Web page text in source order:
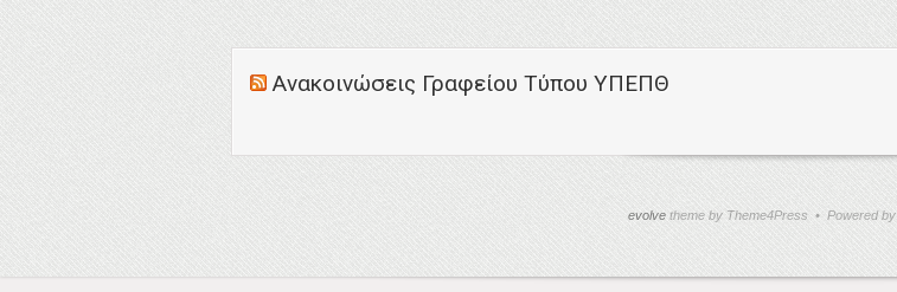
Ανακοινώσεις Γραφείου Τύπου ΥΠΕΠΘ
evolve theme by Theme4Press • Powered by